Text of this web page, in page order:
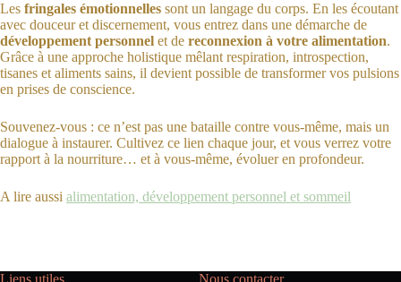
Les fringales émotionnelles sont un langage du corps. En les écoutant
avec douceur et discernement, vous entrez dans une démarche de
développement personnel et de reconnexion à votre alimentation.
Grâce à une approche holistique mêlant respiration, introspection,
tisanes et aliments sains, il devient possible de transformer vos pulsions
en prises de conscience.
Souvenez-vous : ce n’est pas une bataille contre vous-même, mais un
dialogue à instaurer. Cultivez ce lien chaque jour, et vous verrez votre
rapport à la nourriture… et à vous-même, évoluer en profondeur.
A lire aussi alimentation, développement personnel et sommeil